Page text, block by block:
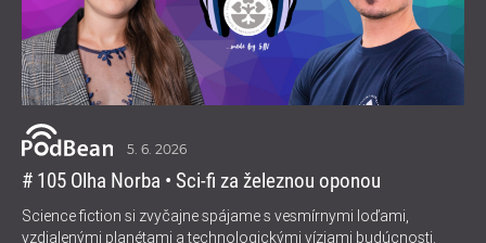
5. 6. 2026
# 105 Olha Norba • Sci-fi za železnou oponou
Science fiction si zvyčajne spájame s vesmírnymi loďami,
vzdialenými planétami a technologickými víziami budúcnosti.